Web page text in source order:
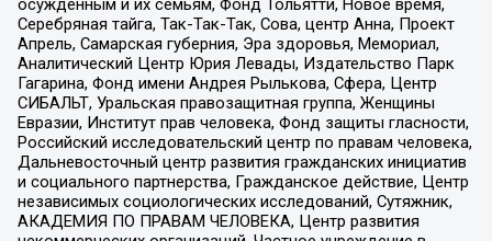
осужденным и их семьям, Фонд Тольятти, Новое время,
Серебряная тайга, Так-Так-Так, Сова, центр Анна, Проект
Апрель, Самарская губерния, Эра здоровья, Мемориал,
Аналитический Центр Юрия Левады, Издательство Парк
Гагарина, Фонд имени Андрея Рылькова, Сфера, Центр
СИБАЛЬТ, Уральская правозащитная группа, Женщины
Евразии, Институт прав человека, Фонд защиты гласности,
Российский исследовательский центр по правам человека,
Дальневосточный центр развития гражданских инициатив
и социального партнерства, Гражданское действие, Центр
независимых социологических исследований, Сутяжник,
АКАДЕМИЯ ПО ПРАВАМ ЧЕЛОВЕКА, Центр развития